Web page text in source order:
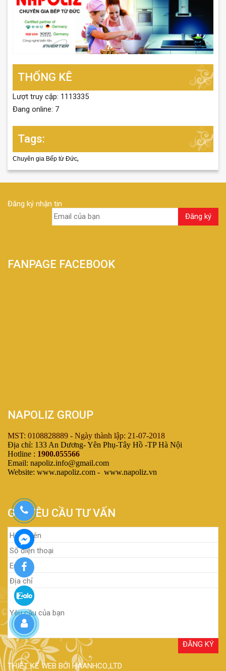
THỐNG KÊ
Lượt truy cập: 1113335
Đang online: 7
Tags:
Chuyên gia Bếp từ Đức,
Đăng ký nhận tin
FANPAGE FACEBOOK
NAPOLIZ GROUP
MST: 0108828889 - Ngày thành lập: 21-07-2018
Địa chỉ: 133 An Dương- Yên Phụ-Tây Hồ -TP Hà Nội
Hotline : 1900.055566
Email: napoliz.info@gmail.com
Website: www.napoliz.com - www.napoliz.vn
GỬI YÊU CẦU TƯ VẤN
THIẾT KẾ WEB BỞI HAANHCO.,LTD